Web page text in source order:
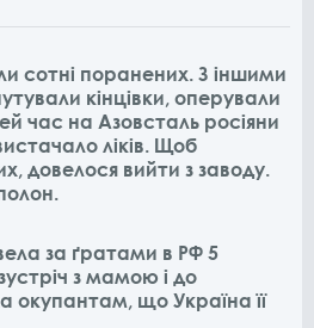
сотні поранених. З іншими
кінцівки, оперували
час на Азовсталь росіяни
ліків. Щоб
довелося вийти з заводу.
за ґратами в РФ 5
з мамою і до
окупантам, що Україна її